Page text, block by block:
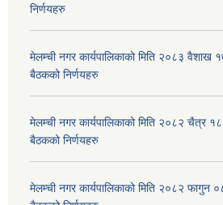
निर्णयहरु
मेलम्ची नगर कार्यपालिकाको मिति २०८३ वैशाख
बैठकको निर्णयहरु
मेलम्ची नगर कार्यपालिकाको मिति २०८२ चैत्र
बैठकको निर्णयहरु
मेलम्ची नगर कार्यपालिकाको मिति २०८२ फागुन